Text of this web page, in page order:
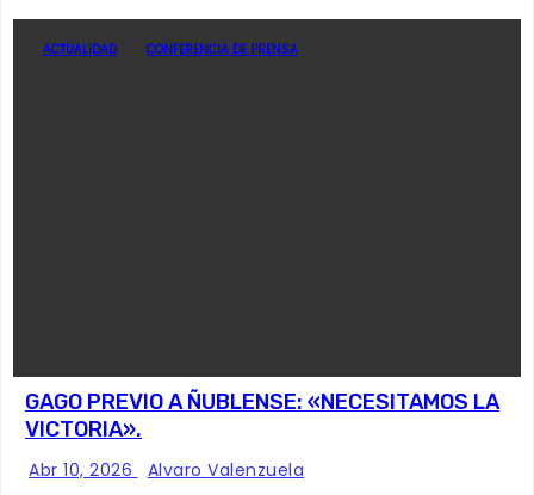
ACTUALIDAD CONFERENCIA DE PRENSA
GAGO PREVIO A ÑUBLENSE: «NECESITAMOS LA
VICTORIA».
Abr 10, 2026 Alvaro Valenzuela